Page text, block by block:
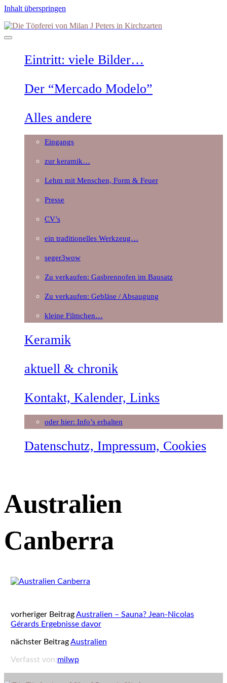
Inhalt überspringen
Die
Töpferei
Kirchzarten
Eintritt: viele Bilder…
Der “Mercado Modelo”
Alles andere
Eingangs
zur keramik…
Lehm mit Menschen, Form & Feuer
Presse
CV’s
ein traditionelles Werkzeug…
seger3wow
Zu verkaufen: Gasbrennofen im Bausatz
Zu verkaufen: Gebläse / Absaugung
kleine Filmchen…
Keramik
aktuell & chronik
Kontakt, Kalender, Links
oder hier: Info’s erhalten
Datenschutz, Impressum, Cookies
Australien
Canberra
vorheriger BeitragAustralien – Sauna? Jean-Nicolas
Gérards Ergebnisse davor
nächster BeitragAustralien
Verfasst von:milwp